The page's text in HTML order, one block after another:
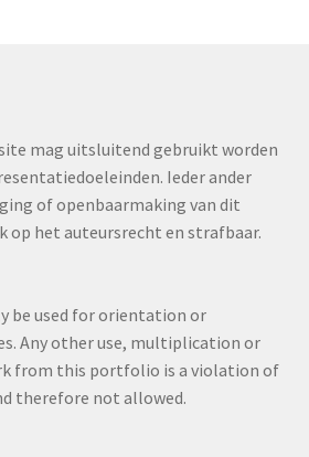
mag uitsluitend gebruikt worden
Ieder ander
of openbaarmaking van dit
op het auteursrecht en strafbaar.
be used for orientation or
Any other use, multiplication or
from this portfolio is a violation of
therefore not allowed.